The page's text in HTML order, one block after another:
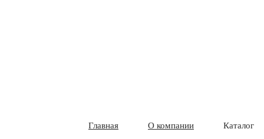
Главная О компании Каталог